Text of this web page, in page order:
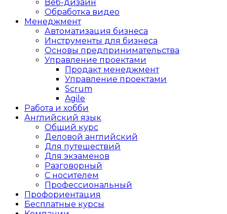
Веб-дизайн
Обработка видео
Менеджмент
Автоматизация бизнеса
Инструменты для бизнеса
Основы предпринимательства
Управление проектами
Продакт менеджмент
Управление проектами
Scrum
Agile
Работа и хобби
Английский язык
Общий курс
Деловой английский
Для путешествий
Для экзаменов
Разговорный
С носителем
Профессиональный
Профориентация
Бесплатные курсы